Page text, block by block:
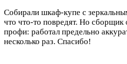
Собирали шкаф-купе с
что что-то повредят. Но сборщик
профи: работал предельно
несколько раз. Спасибо!